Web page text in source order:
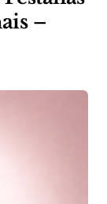
–